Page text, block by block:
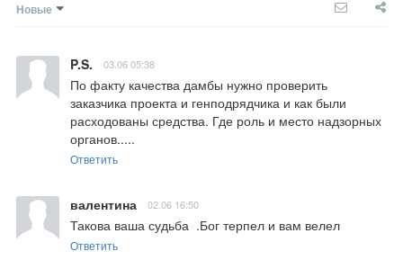
Новые
P.S. 03.06 05:38
По факту качества дамбы нужно проверить
заказчика проекта и генподрядчика и как были
расходованы средства. Где роль и место надзорных
органов.....
Ответить
валентина 02.06 16:50
Такова ваша судьба  .Бог терпел и вам велел
Ответить